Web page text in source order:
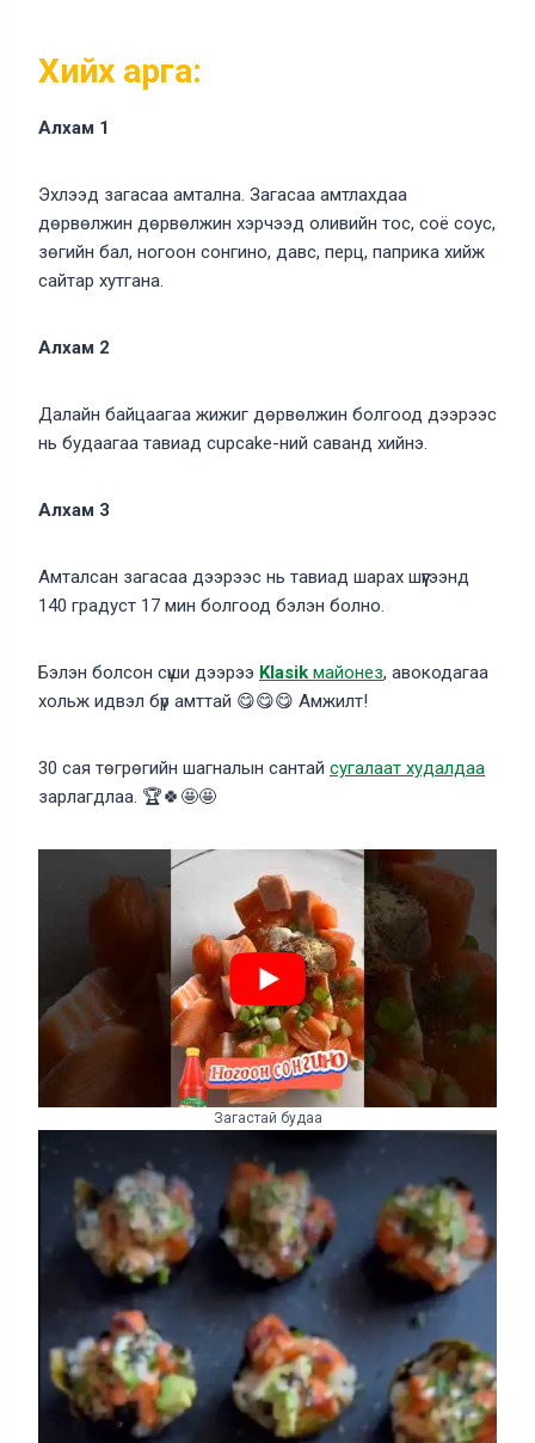
Хийх арга:
Алхам 1
Эхлээд загасаа амтална. Загасаа амтлахдаа
дөрвөлжин дөрвөлжин хэрчээд оливийн тос, соё соус,
зөгийн бал, ногоон сонгино, давс, перц, паприка хийж
сайтар хутгана.
Алхам 2
Далайн байцаагаа жижиг дөрвөлжин болгоод дээрээс
нь будаагаа тавиад cupcake-ний саванд хийнэ.
Алхам 3
Амталсан загасаа дээрээс нь тавиад шарах шүүгээнд
140 градуст 17 мин болгоод бэлэн болно.
Бэлэн болсон сүши дээрээ Klasik майонез, авокодагаа
хольж идвэл бүр амттай 😋😋😋 Амжилт!
30 сая төгрөгийн шагналын сантай сугалаат худалдаа
зарлагдлаа. 🏆🍀🤩🤩
Загастай будаа